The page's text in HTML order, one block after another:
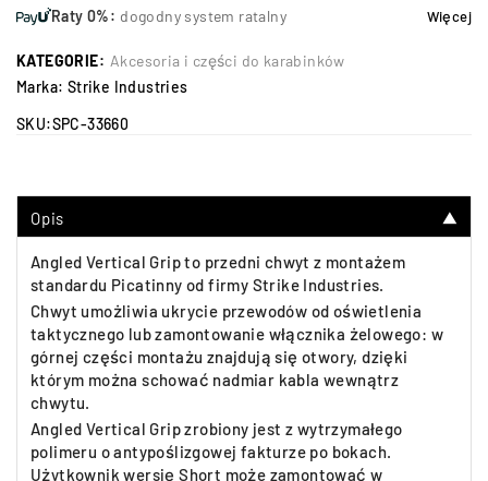
Raty 0%: dogodny system ratalny Więcej
KATEGORIE: Akcesoria i części do karabinków
Marka: Strike Industries
SKU:SPC-33660
Opis ▼
Angled Vertical Grip to przedni chwyt z montażem
standardu Picatinny od firmy Strike Industries.
Chwyt umożliwia ukrycie przewodów od oświetlenia
taktycznego lub zamontowanie włącznika żelowego: w
górnej części montażu znajdują się otwory, dzięki
którym można schować nadmiar kabla wewnątrz
chwytu.
Angled Vertical Grip zrobiony jest z wytrzymałego
polimeru o antypoślizgowej fakturze po bokach.
Użytkownik wersję Short może zamontować w